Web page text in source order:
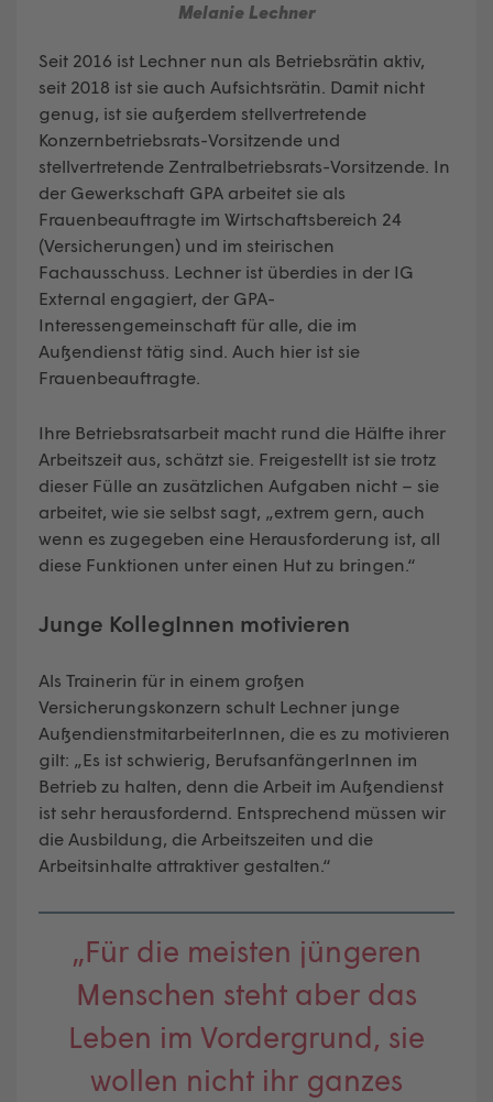
Melanie Lechner
Seit 2016 ist Lechner nun als Betriebsrätin aktiv,
seit 2018 ist sie auch Aufsichtsrätin. Damit nicht
genug, ist sie außerdem stellvertretende
Konzernbetriebsrats-Vorsitzende und
stellvertretende Zentralbetriebsrats-Vorsitzende. In
der Gewerkschaft GPA arbeitet sie als
Frauenbeauftragte im Wirtschaftsbereich 24
(Versicherungen) und im steirischen
Fachausschuss. Lechner ist überdies in der IG
External engagiert, der GPA-
Interessengemeinschaft für alle, die im
Außendienst tätig sind. Auch hier ist sie
Frauenbeauftragte.
Ihre Betriebsratsarbeit macht rund die Hälfte ihrer
Arbeitszeit aus, schätzt sie. Freigestellt ist sie trotz
dieser Fülle an zusätzlichen Aufgaben nicht – sie
arbeitet, wie sie selbst sagt, „extrem gern, auch
wenn es zugegeben eine Herausforderung ist, all
diese Funktionen unter einen Hut zu bringen.“
Junge KollegInnen motivieren
Als Trainerin für in einem großen
Versicherungskonzern schult Lechner junge
AußendienstmitarbeiterInnen, die es zu motivieren
gilt: „Es ist schwierig, BerufsanfängerInnen im
Betrieb zu halten, denn die Arbeit im Außendienst
ist sehr herausfordernd. Entsprechend müssen wir
die Ausbildung, die Arbeitszeiten und die
Arbeitsinhalte attraktiver gestalten.“
„Für die meisten jüngeren
Menschen steht aber das
Leben im Vordergrund, sie
wollen nicht ihr ganzes